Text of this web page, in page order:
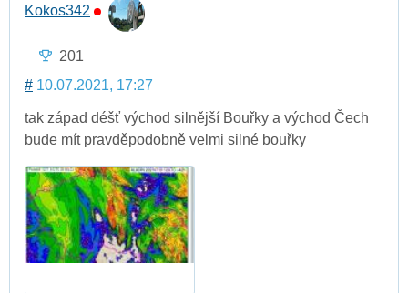
Kokos342
201
# 10.07.2021, 17:27
tak západ déšť východ silnější Bouřky a východ Čech
bude mít pravděpodobně velmi silné bouřky